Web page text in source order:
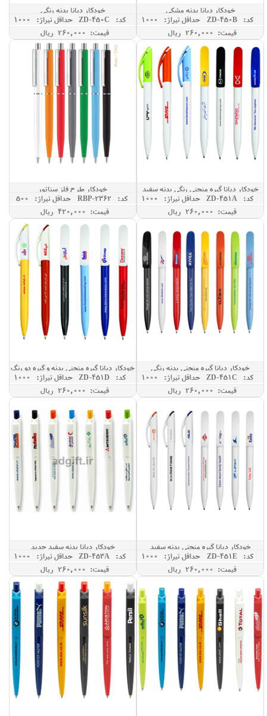
خودکار دیانا بدنه مشکی
کد: ZD-450B
حداقل تيراژ: 1000
قیمت: 260,000 ريال
خودکار دیانا بدنه رنگی
کد: ZD-450C
حداقل تيراژ: 1000
قیمت: 260,000 ريال
خودکار دیانا گیره منحنی رنگی بدنه سفید
کد: ZD-451A
حداقل تيراژ: 1000
قیمت: 260,000 ريال
خودکار طرح فلز سناتور
کد: RBP-2362
حداقل تيراژ: 500
قیمت: 420,000 ريال
خودکار دیانا گیره منحنی بدنه رنگی
کد: ZD-451C
حداقل تيراژ: 1000
قیمت: 260,000 ريال
خودکار دیانا گیره منحنی بدنه و گیره دو رنگ
کد: ZD-451D
حداقل تيراژ: 1000
قیمت: 260,000 ريال
خودکار دیانا گیره منحنی بدنه سفید
کد: ZD-451E
حداقل تيراژ: 1000
قیمت: 260,000 ريال
خودکار دیانا بدنه سفید جدید
کد: ZD-453A
حداقل تيراژ: 1000
قیمت: 260,000 ريال